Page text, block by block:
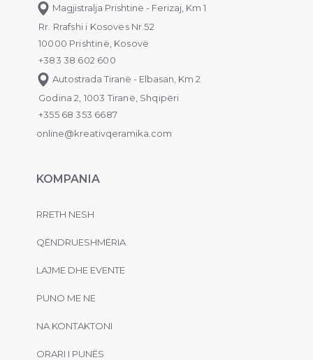
Magjistralja Prishtinë - Ferizaj, Km 1
Rr. Rrafshi i Kosovës Nr.52
10000 Prishtinë, Kosovë
+383 38 602 600
Autostrada Tiranë - Elbasan, Km 2
Godina 2, 1003 Tiranë, Shqipëri
+355 68 353 6687
online@kreativqeramika.com
KOMPANIA
RRETH NESH
QËNDRUESHMËRIA
LAJME DHE EVENTE
PUNO ME NE
NA KONTAKTONI
ORARI I PUNËS